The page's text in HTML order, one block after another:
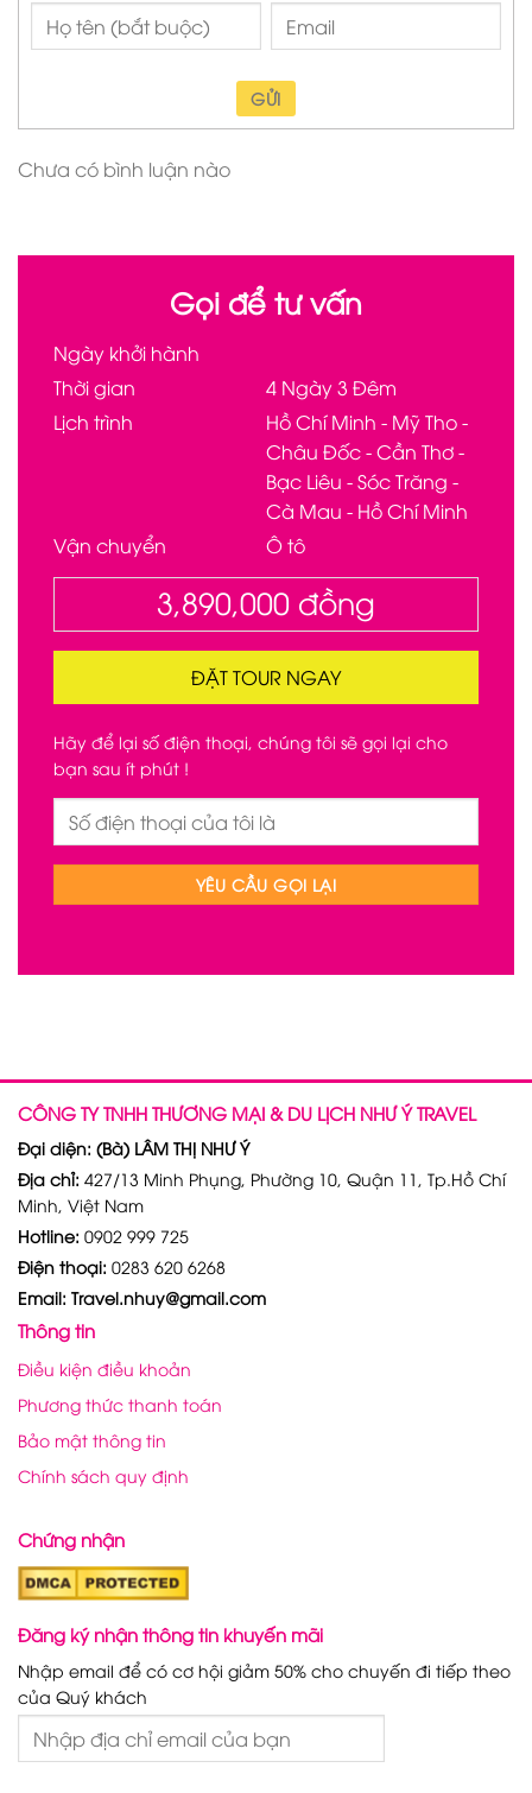
GỬI
Chưa có bình luận nào
Gọi để tư vấn
Ngày khởi hành
Thời gian
4 Ngày 3 Đêm
Lịch trình
Hồ Chí Minh - Mỹ Tho -
Châu Đốc - Cần Thơ -
Bạc Liêu - Sóc Trăng -
Cà Mau - Hồ Chí Minh
Vận chuyển
Ô tô
3,890,000 đồng
ĐẶT TOUR NGAY
Hãy để lại số điện thoại, chúng tôi sẽ gọi lại cho
bạn sau ít phút !
CÔNG TY TNHH THƯƠNG MẠI & DU LỊCH NHƯ Ý TRAVEL
Đại diện: (Bà) LÂM THỊ NHƯ Ý
Địa chỉ: 427/13 Minh Phụng, Phường 10, Quận 11, Tp.Hồ Chí
Minh, Việt Nam
Hotline: 0902 999 725
Điện thoại: 0283 620 6268
Email: Travel.nhuy@gmail.com
Thông tin
Điều kiện điều khoản
Phương thức thanh toán
Bảo mật thông tin
Chính sách quy định
Chứng nhận
Đăng ký nhận thông tin khuyến mãi
Nhập email để có cơ hội giảm 50% cho chuyến đi tiếp theo
của Quý khách